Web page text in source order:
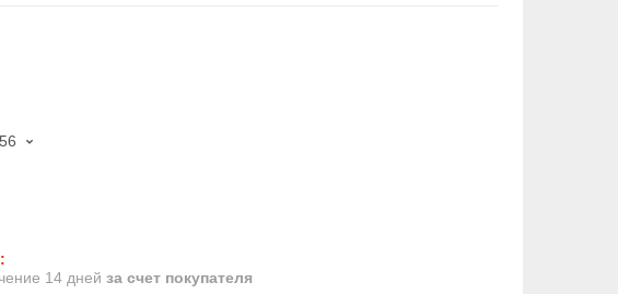
14 дней за счет покупателя